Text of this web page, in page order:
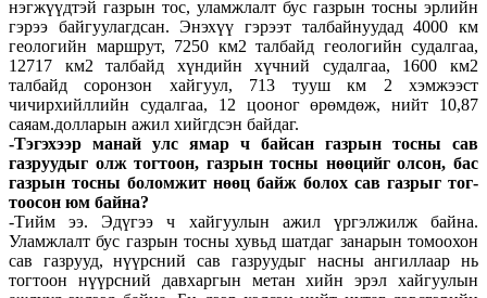
нэгжүүдтэй газрын тос, уламжлалт бус газрын тосны эрлийн
гэрээ байгуулагдсан. Энэхүү гэрээт талбайнуудад 4000 км
геологийн маршрут, 7250 км2 талбайд геологийн судалгаа,
12717 км2 талбайд хүндийн хүчний судалгаа, 1600 км2
талбайд соронзон хайгуул, 713 тууш км 2 хэмжээст
чичирхийллийн судалгаа, 12 цооног өрөмдөж, нийт 10,87
саяам.долларын ажил хийгдсэн байдаг.
-Тэгэхээр манай улс ямар ч байсан газрын тосны сав
газруудыг олж тогтоон, газрын тосны нөө­цийг олсон, бас
газрын тос­ны боломжит нөөц байж болох сав газрыг тог­
тоосон юм байна?
-Тийм ээ. Эдүгээ ч хайгуулын ажил үргэлжилж байна.
Уламжлалт бус газрын тосны хувьд шатдаг занарын томоохон
сав газрууд, нүүрсний сав газруудыг насны ангиллаар нь
тогтоон нүүрсний давхаргын метан хийн эрэл хайгуулын